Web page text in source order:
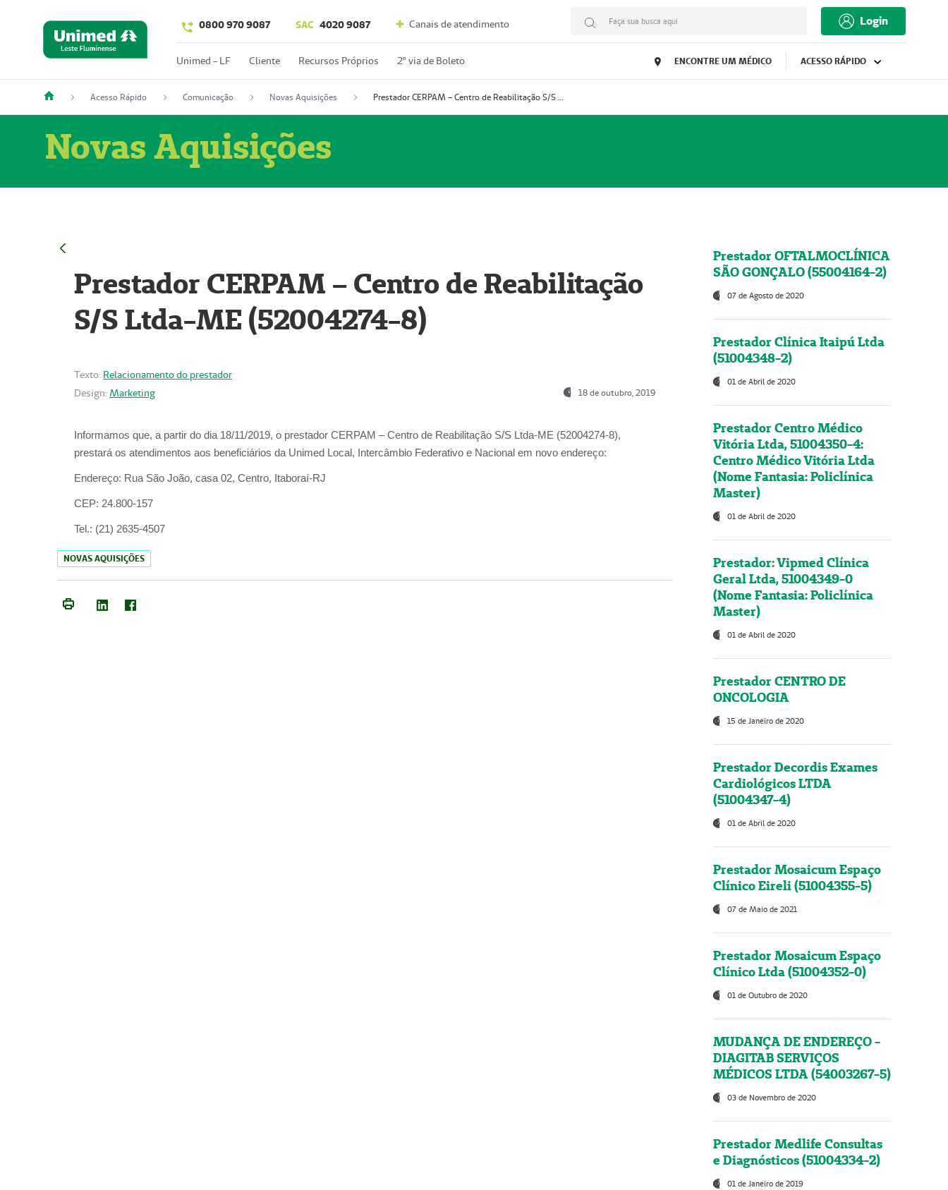
0800 970 9087 SAC 4020 9087 Canais de atendimento Faça sua busca aqui Login
Unimed - LF Cliente Recursos Próprios 2º via de Boleto ENCONTRE UM MÉDICO ACESSO RÁPIDO
Acesso Rápido Comunicação Novas Aquisições Prestador CERPAM – Centro de Reabilitação S/S Ltda-ME (52004274-8)
Novas Aquisições
Prestador CERPAM – Centro de Reabilitação
S/S Ltda-ME (52004274-8)
Texto: Relacionamento do prestador
Design: Marketing 18 de outubro, 2019
Informamos que, a partir do dia 18/11/2019, o prestador CERPAM – Centro de Reabilitação S/S Ltda-ME (52004274-8),
prestará os atendimentos aos beneficiários da Unimed Local, Intercâmbio Federativo e Nacional em novo endereço:
Endereço: Rua São João, casa 02, Centro, Itaboraí-RJ
CEP: 24.800-157
Tel.: (21) 2635-4507
NOVAS AQUISIÇÕES
Prestador OFTALMOCLÍNICA
SÃO GONÇALO (55004164-2)
07 de Agosto de 2020
Prestador Clínica Itaipú Ltda
(51004348-2)
01 de Abril de 2020
Prestador Centro Médico
Vitória Ltda, 51004350-4:
Centro Médico Vitória Ltda
(Nome Fantasia: Policlínica
Master)
01 de Abril de 2020
Prestador: Vipmed Clínica
Geral Ltda, 51004349-0
(Nome Fantasia: Policlínica
Master)
01 de Abril de 2020
Prestador CENTRO DE
ONCOLOGIA
15 de Janeiro de 2020
Prestador Decordis Exames
Cardiológicos LTDA
(51004347-4)
01 de Abril de 2020
Prestador Mosaicum Espaço
Clínico Eireli (51004355-5)
07 de Maio de 2021
Prestador Mosaicum Espaço
Clínico Ltda (51004352-0)
01 de Outubro de 2020
MUDANÇA DE ENDEREÇO -
DIAGITAB SERVIÇOS
MÉDICOS LTDA (54003267-5)
03 de Novembro de 2020
Prestador Medlife Consultas
e Diagnósticos (51004334-2)
01 de Janeiro de 2019